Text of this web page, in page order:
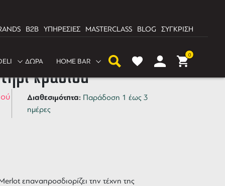
B2B ΥΠΗΡΕΣΙΕΣ MASTERCLASS BLOG ΣΥΓΚΡΙΣΗ
ΔΩΡΑ HOME BAR
0
Merlot Σετ 2
κρασιού
Διαθεσιμότητα: Παράδοση 1 έως 3
ημέρες
επαναπροσδιορίζει την τέχνη της